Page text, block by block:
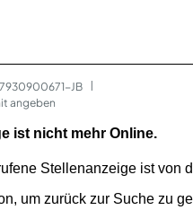
JB
angeben